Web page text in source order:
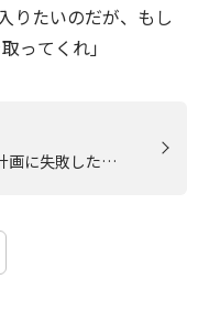
りたいのだが、もし
ってくれ」
画に失敗した…